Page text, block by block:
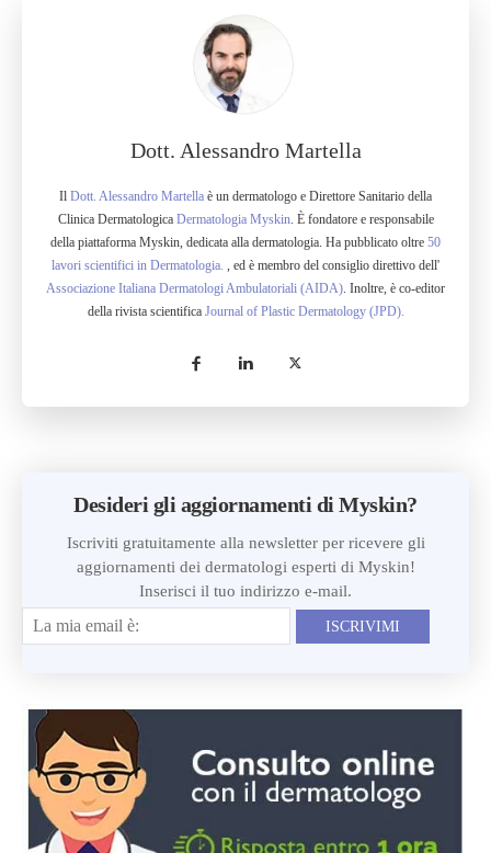
Dott. Alessandro Martella
Il Dott. Alessandro Martella è un dermatologo e Direttore Sanitario della
Clinica Dermatologica Dermatologia Myskin. È fondatore e responsabile
della piattaforma Myskin, dedicata alla dermatologia. Ha pubblicato oltre 50
lavori scientifici in Dermatologia. , ed è membro del consiglio direttivo dell'
Associazione Italiana Dermatologi Ambulatoriali (AIDA). Inoltre, è co-editor
della rivista scientifica Journal of Plastic Dermatology (JPD).
Desideri gli aggiornamenti di Myskin?
Iscriviti gratuitamente alla newsletter per ricevere gli
aggiornamenti dei dermatologi esperti di Myskin!
Inserisci il tuo indirizzo e-mail.
ISCRIVIMI